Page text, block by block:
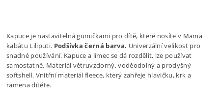
Kapuce je nastavitelná gumičkami pro dítě, které nosíte v Mama
kabátu Liliputi. Podšívka černá barva. Univerzální velikost pro
snadné používání. Kapuce a límec se dá rozdělit, lze používat
samostatně. Materiál větruvzdorný, voděodolný a prodyšný
softshell. Vnitřní materiál fleece, který zahřeje hlavičku, krk a
ramena dítěte.